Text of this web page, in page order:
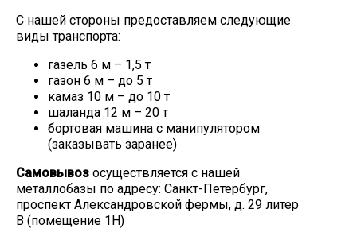
Алюминиевый прокат
С нашей стороны предоставляем следующие
виды транспорта:
газель 6 м – 1,5 т
газон 6 м – до 5 т
камаз 10 м – до 10 т
шаланда 12 м – 20 т
бортовая машина с манипулятором
(заказывать заранее)
Самовывоз осуществляется с нашей
металлобазы по адресу: Санкт-Петербург,
проспект Александровской фермы, д. 29 литер
В (помещение 1Н)